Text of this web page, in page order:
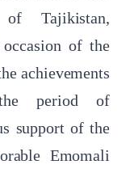
Tajikistan,
of the
achievements
period of
support of the
Emomali